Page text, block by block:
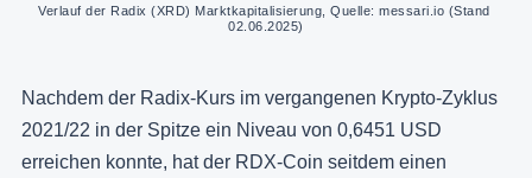
Verlauf der Radix (XRD) Marktkapitalisierung, Quelle: messari.io (Stand
02.06.2025)
Nachdem der Radix-Kurs im vergangenen Krypto-Zyklus
2021/22 in der Spitze ein Niveau von 0,6451 USD
erreichen konnte, hat der RDX-Coin seitdem einen